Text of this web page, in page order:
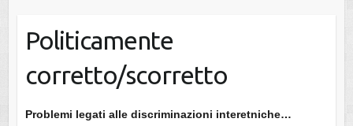
Politicamente
corretto/scorretto
Problemi legati alle discriminazioni interetniche…